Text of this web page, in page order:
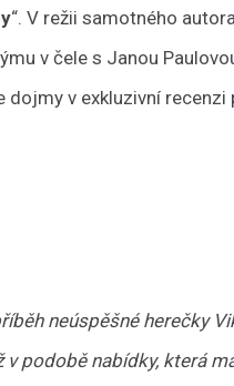
“. V režii samotného
v čele s Janou
v exkluzivní
neúspěšné herečky
podobě nabídky, která